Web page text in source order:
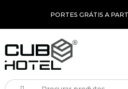
PORTES GRÁTIS A